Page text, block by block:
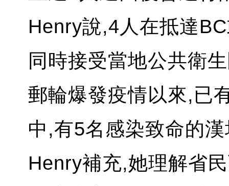
Henry說,4人在抵達
同時接受當地公共衛
郵輪爆發疫情以來,已
中,有5名感染致命的
Henry補充,她理解省